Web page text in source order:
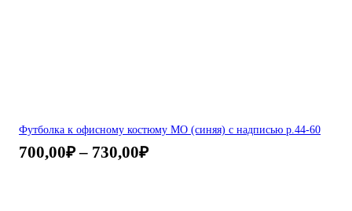
Футболка к офисному костюму МО (синяя) с надписью р.44-60
700,00₽– 730,00₽